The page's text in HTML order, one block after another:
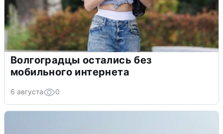
Волгоградцы остались без
мобильного интернета
6 августа 0